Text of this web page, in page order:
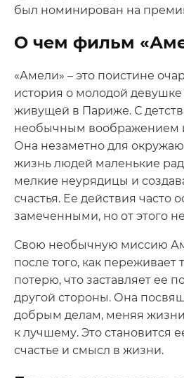
был номинирован на
О чем фильм
«Амели» – это поистине
история о молодой
живущей в Париже. С
необычным воображением
Она незаметно для
жизнь людей маленькие
мелкие неурядицы и
счастья. Ее действия часто
замеченными, но от этого
Свою необычную миссию
после того, как переживает
потерю, что заставляет ее
другой стороны. Она
добрым делам, меняя
к лучшему. Это становится
счастье и смысл в жизни.